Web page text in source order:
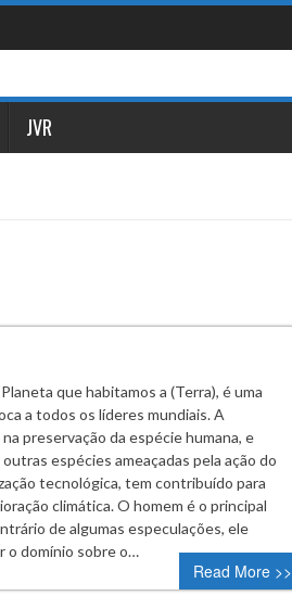
JVR
que habitamos a (Terra), é uma
a todos os líderes mundiais. A
preservação da espécie humana, e
espécies ameaçadas pela ação do
tecnológica, tem contribuído para
climática. O homem é o principal
de algumas especulações, ele
o domínio sobre o…
Read More >>